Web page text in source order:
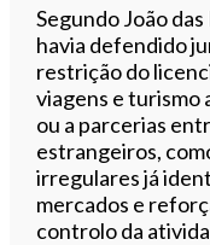
Segundo João
havia defendido
restrição do
viagens e turismo
ou a parcerias
estrangeiros,
irregulares já
mercados e
controlo da